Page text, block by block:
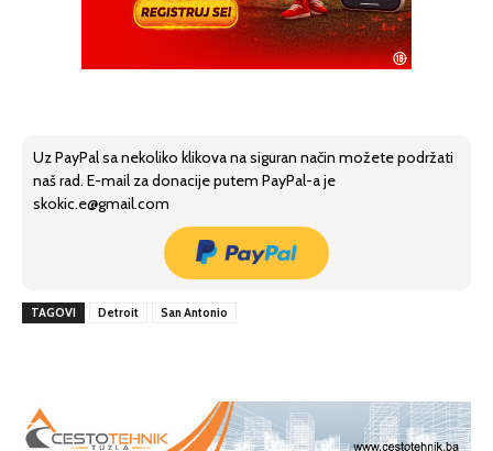
Uz PayPal sa nekoliko klikova na siguran način možete podržati
naš rad. E-mail za donacije putem PayPal-a je
skokic.e@gmail.com
TAGOVI Detroit San Antonio